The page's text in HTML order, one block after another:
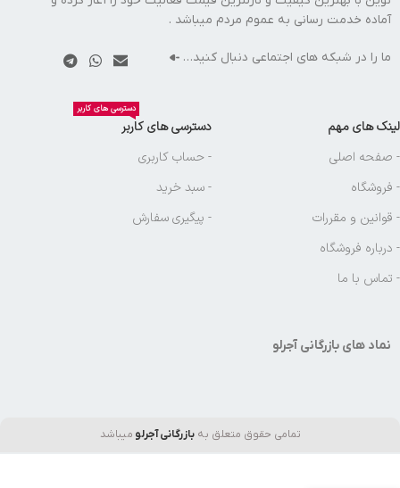
آماده خدمت رسانی به عموم مردم میباشد .
ما را در شبکه های اجتماعی دنبال کنید…
لینک های مهم
- صفحه اصلی
- فروشگاه
- قوانین و مقررات
- درباره فروشگاه
- تماس با ما
دسترسی های کاربر
دسترسی های کاربر
- حساب کاربری
- سبد خرید
- پیگیری سفارش
نماد های بازرگانی آجرلو
تمامی حقوق متعلق بهبازرگانی آجرلو میباشد